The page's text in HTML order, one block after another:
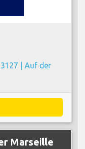
| Auf der
Marseille